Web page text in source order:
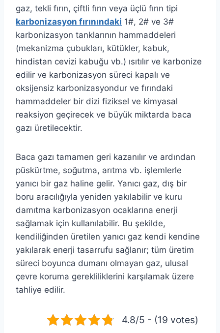
gaz, tekli fırın, çiftli fırın veya üçlü fırın tipi
karbonizasyon fırınındaki 1#, 2# ve 3#
karbonizasyon tanklarının hammaddeleri
(mekanizma çubukları, kütükler, kabuk,
hindistan cevizi kabuğu vb.) ısıtılır ve karbonize
edilir ve karbonizasyon süreci kapalı ve
oksijensiz karbonizasyondur ve fırındaki
hammaddeler bir dizi fiziksel ve kimyasal
reaksiyon geçirecek ve büyük miktarda baca
gazı üretilecektir.
Baca gazı tamamen geri kazanılır ve ardından
püskürtme, soğutma, arıtma vb. işlemlerle
yanıcı bir gaz haline gelir. Yanıcı gaz, dış bir
boru aracılığıyla yeniden yakılabilir ve kuru
damıtma karbonizasyon ocaklarına enerji
sağlamak için kullanılabilir. Bu şekilde,
kendiliğinden üretilen yanıcı gaz kendi kendine
yakılarak enerji tasarrufu sağlanır; tüm üretim
süreci boyunca dumanı olmayan gaz, ulusal
çevre koruma gerekliliklerini karşılamak üzere
tahliye edilir.
4.8/5 - (19 votes)